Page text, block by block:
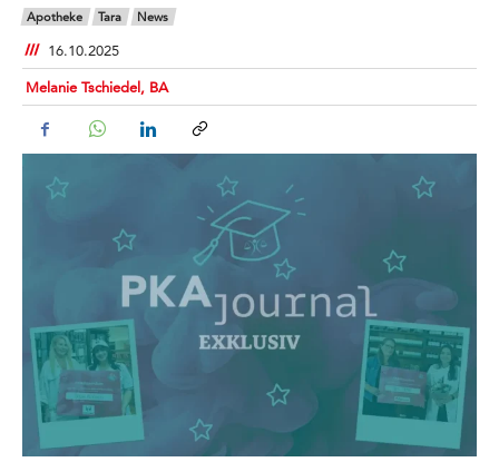
Apotheke Tara News
16.10.2025
Melanie Tschiedel, BA